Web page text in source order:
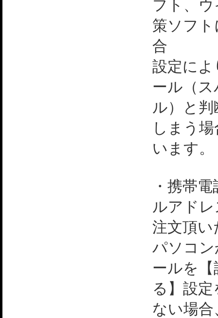
フト、
策ソフ
合
設定に
ール（
ル）と
しまう
います。
・携帯
ルアド
注文頂い
パソコ
ールを【
る】設
ない場